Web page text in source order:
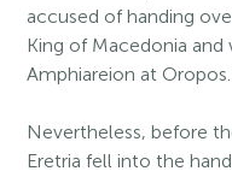
accused of handing
King of Macedonia
Amphiareion at Oropos.
Nevertheless, before
Eretria fell into the